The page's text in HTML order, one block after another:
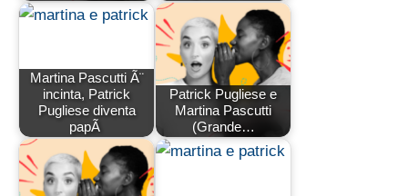
Martina Pascutti Ã¨
incinta, Patrick
Pugliese diventa
papÃ
Patrick Pugliese e
Martina Pascutti
(Grande…